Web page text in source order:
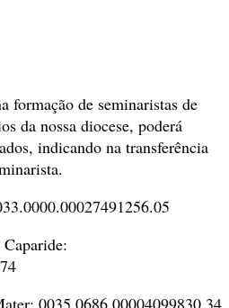
formação de seminaristas de
da nossa diocese, poderá
indicando na transferência
0035.0686.00004099830.34